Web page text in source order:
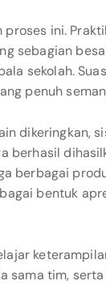
ini.
sebagian
sekolah.
penuh
dikeringkan,
berhasil
berbagai
bentuk
sama tim,